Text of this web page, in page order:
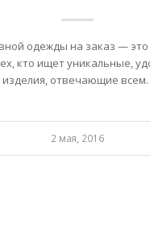
одежды на заказ —
кто ищет уникальные,
изделия, отвечающие
2 мая, 2016